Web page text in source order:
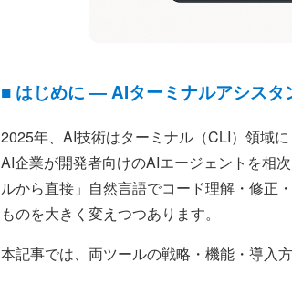
■ はじめに ― AIターミナルアシスタ
2025年、AI技術はターミナル（CLI）領域
AI企業が開発者向けのAIエージェントを相
ルから直接」自然言語でコード理解・修正
ものを大きく変えつつあります。
本記事では、両ツールの戦略・機能・導入